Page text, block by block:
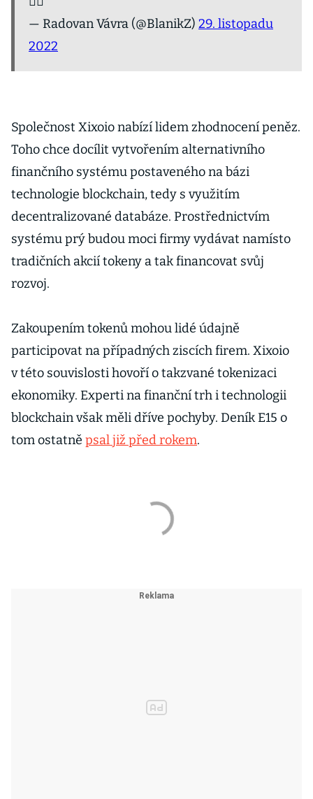
— Radovan Vávra (@BlanikZ) 29. listopadu
2022
Společnost Xixoio nabízí lidem zhodnocení peněz.
Toho chce docílit vytvořením alternativního
finančního systému postaveného na bázi
technologie blockchain, tedy s využitím
decentralizované databáze. Prostřednictvím
systému prý budou moci firmy vydávat namísto
tradičních akcií tokeny a tak financovat svůj
rozvoj.
Zakoupením tokenů mohou lidé údajně
participovat na případných ziscích firem. Xixoio
v této souvislosti hovoří o takzvané tokenizaci
ekonomiky. Experti na finanční trh i technologii
blockchain však měli dříve pochyby. Deník E15 o
tom ostatně psal již před rokem.